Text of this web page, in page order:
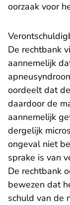
oorzaak voor
De rechtbank
aannemelijk
oordeelt dat
daardoor de
aannemelijk
dergelijk
ongeval niet
sprake is van
De rechtbank
bewezen dat
schuld van de